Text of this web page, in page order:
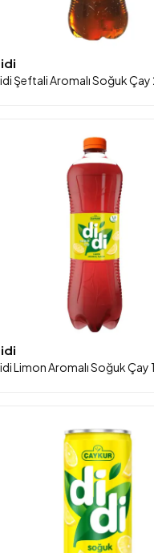
Şeftali Aromalı Soğuk Çay
Limon Aromalı Soğuk Çay